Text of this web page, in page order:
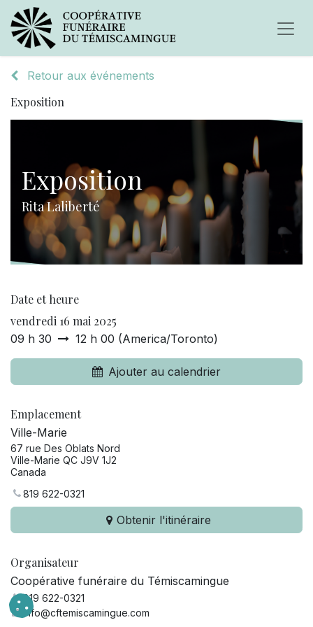
Retour aux événements
Exposition
Exposition
Rita Laliberté
Date et heure
vendredi 16 mai 2025
09 h 30 12 h 00 (America/Toronto)
Ajouter au calendrier
Emplacement
Ville-Marie
67 rue Des Oblats Nord
Ville-Marie QC J9V 1J2
Canada
819 622-0321
Obtenir l'itinéraire
Organisateur
Coopérative funéraire du Témiscamingue
819 622-0321
info@cftemiscamingue.com